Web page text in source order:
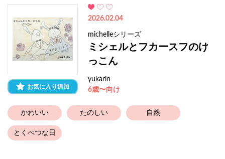
お気に入り追加
2026.02.04
michelleシリーズ
ミシェルとフカースフのけ
っこん
yukarin
6歳〜向け
かわいい たのしい 自然
とくべつな日